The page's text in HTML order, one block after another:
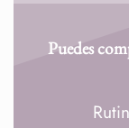
Puedes